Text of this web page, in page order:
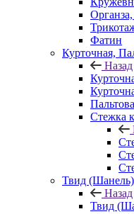
Фатин
Курточная,
Назад
Стежка
Твид (Шанель)
Назад
Твид